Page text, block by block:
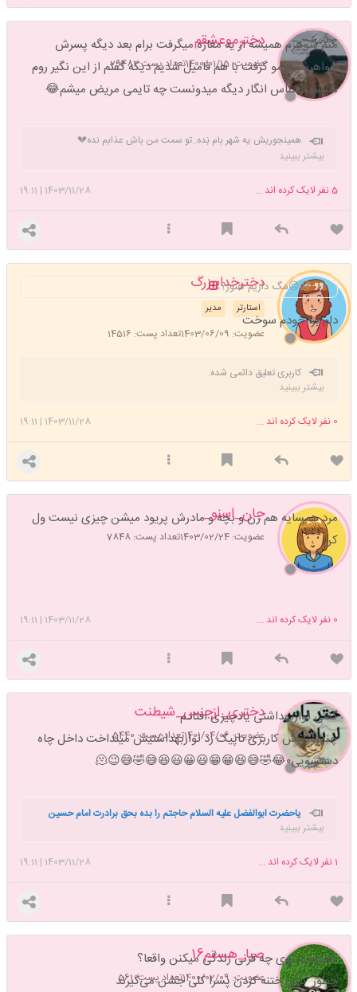
دخترموعشقم
عضویت: 1400/01/15 تعداد پست: 29481
منم شوهرم همیشه از یه مغازه میگرفت برام بعد دیگه پسرش
خواهرشوهرمو گرفت با هم فامیل شدیم دیگه گفتم از این نگیر روم
نمیشد آشناس انگار دیگه میدونست چه تایمی مریض میشم😂
همینجوریش یه شهر بام بَده..تو سمت من باش عذابم نده💔
🎶🎶🎶🎶🎶🎶🎶🎶🎶🎶🎶🎶🎶 یکروز بالاخره آخرین کسی که تو رو
ببر❣️
بیشتر ببینید
1403/11/28
|
19:11 5 نفر لایک کرده اند ...
دخترخدایبزرگ
مدیر استارتر
عضویت: 1403/06/09 تعداد پست: 14516
😐😑مگ داریم هنوز؟
دلم برا خودم سوخت
کاربری تعلیق دائمی شده.
بیشتر ببینید
1403/11/28
|
19:11 0 نفر لایک کرده اند ...
جان_اسنو_
عضویت: 1403/02/24 تعداد پست: 7848
مرد همسایه هم زن و بچه و مادرش پریود میشن چیزی نیست ول
کن
1403/11/28
|
19:11 0 نفر لایک کرده اند ...
دختری_ازجنس_شیطنت
عضویت: 1401/04/06 تعداد پست: 5440
گفتی نواربهداشتی یادچیزی افتادم
چندروزپیش کاربری تاپیک زد نواربهداشتیش مینداخت داخل چاه
دستشویی۰😂🤣😅😆😁😁😃😀😃😆😅🤣😅😉🫠
یاحضرت ابوالفضل علیه السلام حاجتم را بده بحق برادرت امام حسین
علیه السلام خواهش میکنم آقاجان منتظرم🥺🥺.دکتر انوشه میگه:اعتمادالمثنی
بی که هیچ وفا ناشت.
بیشتر ببینید
1403/11/28
|
19:11 1نفر لایک کرده اند ...
صبا_هستم16
عضویت: 1400/02/09 تعداد پست: 561
خانوادت توی چه قرنی زندگی میکنن واقعا؟
چطور برای ختنه کردن پسرا کلی جشن می‌گیرند